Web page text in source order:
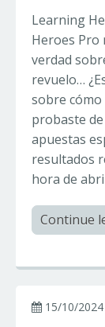
Learning
Heroes Pro
verdad
revuelo…
sobre cómo
probaste
apuestas
resultados
hora de
Continue
15/10/2024